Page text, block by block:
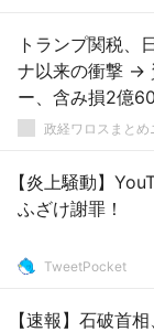
トランプ関税
ナ以来の衝撃 →
ー、含み損2億
政経ワロスまと
【炎上騒動】
ふざけ謝罪！
TweetPocket
【速報】石破首